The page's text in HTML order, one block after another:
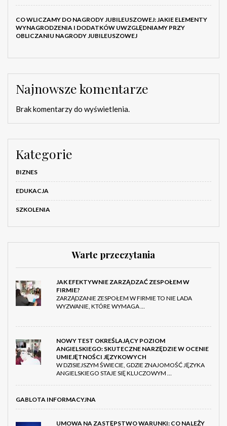
CO WLICZAMY DO NAGRODY JUBILEUSZOWEJ: JAKIE ELEMENTY
WYNAGRODZENIA I DODATKÓW UWZGLĘDNIAMY PRZY
OBLICZANIU NAGRODY JUBILEUSZOWEJ
Najnowsze komentarze
Brak komentarzy do wyświetlenia.
Kategorie
BIZNES
EDUKACJA
SZKOLENIA
Warte przeczytania
JAK EFEKTYWNIE ZARZĄDZAĆ ZESPOŁEM W
FIRMIE?
ZARZĄDZANIE ZESPOŁEM W FIRMIE TO NIE LADA
WYZWANIE, KTÓRE WYMAGA …
NOWY TEST OKREŚLAJĄCY POZIOM
ANGIELSKIEGO: SKUTECZNE NARZĘDZIE W OCENIE
UMIEJĘTNOŚCI JĘZYKOWYCH
W DZISIEJSZYM ŚWIECIE, GDZIE ZNAJOMOŚĆ JĘZYKA
ANGIELSKIEGO STAJE SIĘ KLUCZOWYM …
GABLOTA INFORMACYJNA
UMOWA NA ZASTĘPSTWO WARUNKI: CO NALEŻY